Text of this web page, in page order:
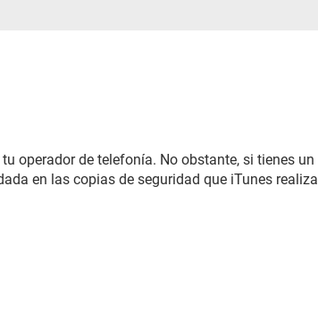
operador de telefonía. No obstante, si tienes un
en las copias de seguridad que iTunes realiza